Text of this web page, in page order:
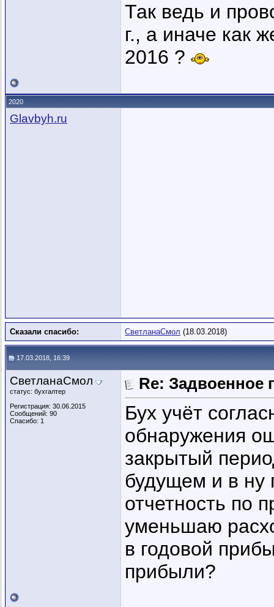
Так ведь и
г., а иначе как
2016 ?
2020
Glavbyh.ru
Сказали спасибо: СветланаСмол (18.03.2018)
17.03.2018, 16:39
СветланаСмол
статус: бухгалтер
Регистрация: 30.06.2015
Сообщений: 90
Спасибо: 1
Re: Задвоенное
Бух учёт
обнаружения
закрытый
будущем и в ну
отчетность по
уменьшаю
в годовой
прибыли?